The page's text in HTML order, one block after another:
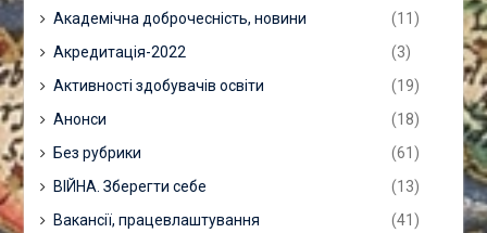
Академічна доброчесність, новини
(11)
Акредитація-2022
(3)
Активності здобувачів освіти
(19)
Анонси
(18)
Без рубрики
(61)
ВІЙНА. Зберегти себе
(13)
Вакансії, працевлаштування
(41)